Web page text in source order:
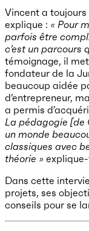
Vincent a toujours
explique : « Pour
parfois être
c’est un parcours
témoignage, il
fondateur de la
beaucoup aidée
d’entrepreneur,
a permis
La pédagogie [de
un monde
classiques avec
théorie »
Dans cette
projets, ses
conseils pour se